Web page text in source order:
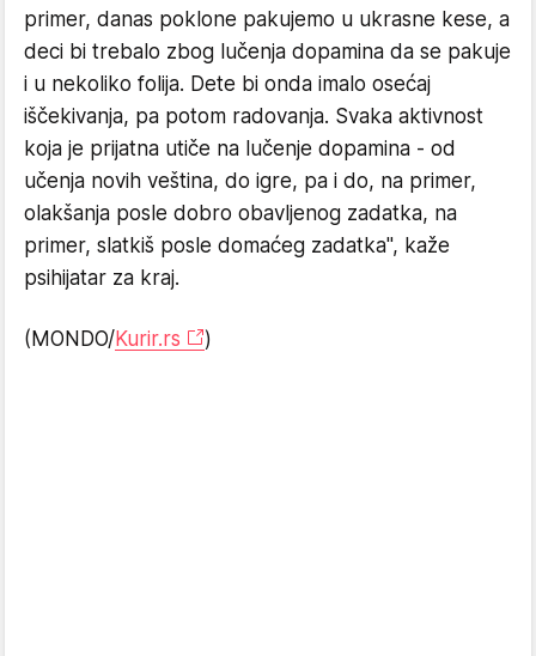
primer, danas poklone pakujemo u ukrasne kese, a
deci bi trebalo zbog lučenja dopamina da se pakuje
i u nekoliko folija. Dete bi onda imalo osećaj
iščekivanja, pa potom radovanja. Svaka aktivnost
koja je prijatna utiče na lučenje dopamina - od
učenja novih veština, do igre, pa i do, na primer,
olakšanja posle dobro obavljenog zadatka, na
primer, slatkiš posle domaćeg zadatka", kaže
psihijatar za kraj.
(MONDO/Kurir.rs )